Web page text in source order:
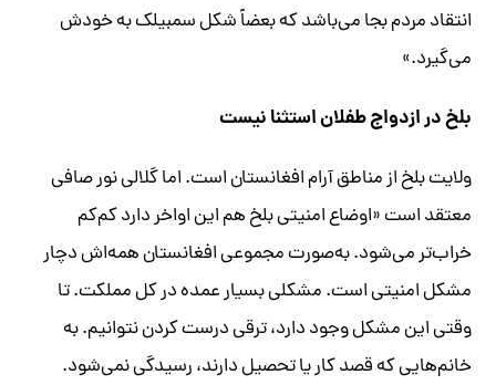
انتقاد مردم بجا می‌باشد که بعضاً شکل سمبیلک به خودش
می‌گیرد.»
بلخ در ازدواج طفلان استثنا نیست
ولایت بلخ از مناطق آرام افغانستان است. اما گلالی نور صافی
معتقد است «اوضاع امنیتی بلخ هم این اواخر دارد کم‌کم
خراب‌تر می‌شود. به‌صورت مجموعی افغانستان همه‌اش دچار
مشکل امنیتی است. مشکلی بسیار عمده در کل مملکت. تا
وقتی این مشکل وجود دارد، ترقی درست کردن نتوانیم. به
خانم‌هایی که قصد کار یا تحصیل دارند، رسیدگی نمی‌شود.